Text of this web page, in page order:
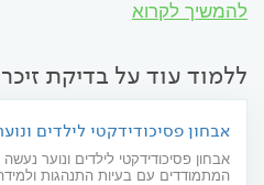
להמשיך לקרוא
ללמוד עוד על בדיקת
אבחון פסיכודידקטי לילדים
אבחון פסיכודידקטי לילדים ונוער נעשה
המתמודדים עם בעיות התנהגות